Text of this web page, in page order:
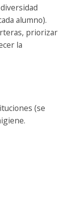
alumno).
priorizar
la
(se